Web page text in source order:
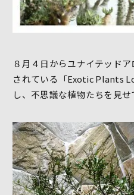
８月４日からユナイテッド
されている「Exotic Plants
し、不思議な植物たちを見